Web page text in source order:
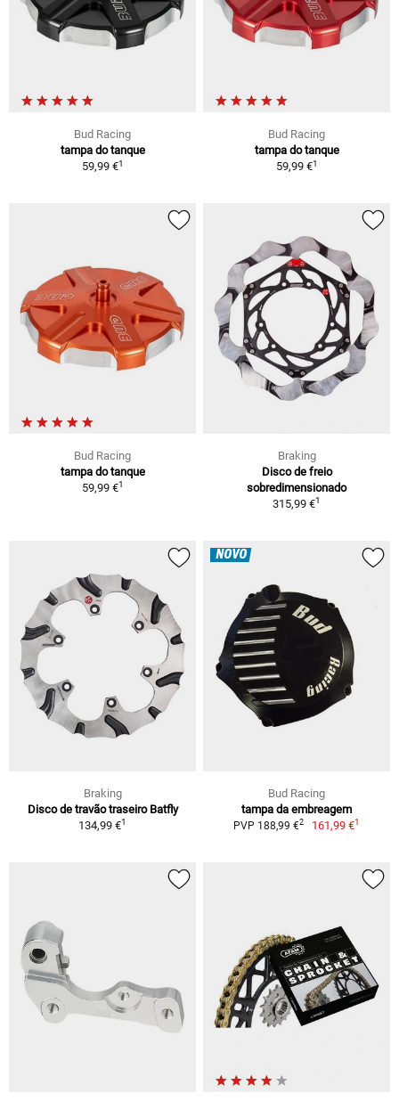
Bud Racing
tampa do tanque
59,99 €1
Bud Racing
tampa do tanque
59,99 €1
Bud Racing
tampa do tanque
59,99 €1
Braking
Disco de freio
sobredimensionado
315,99 €1
Braking
Disco de travão traseiro Batfly
134,99 €1
NOVO
Bud Racing
tampa da embreagem
PVP 188,99 €2 161,99 €1